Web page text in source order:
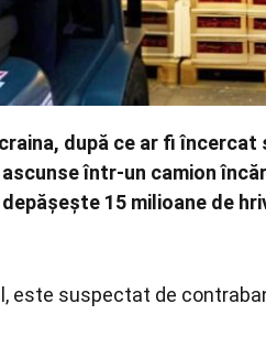
după ce ar fi încercat
într-un camion
15 milioane de
este suspectat de